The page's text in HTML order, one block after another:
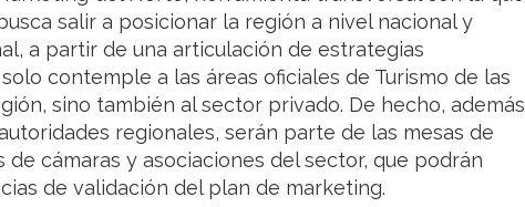
salir a posicionar la región a nivel nacional y
a partir de una articulación de estrategias
contemple a las áreas oficiales de Turismo de las
sino también al sector privado. De hecho, además
regionales, serán parte de las mesas de
cámaras y asociaciones del sector, que podrán
de validación del plan de marketing.